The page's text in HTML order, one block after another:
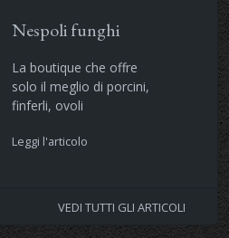
Nespoli funghi
La boutique che offre
solo il meglio di porcini,
finferli, ovoli
Leggi l'articolo
VEDI TUTTI GLI ARTICOLI